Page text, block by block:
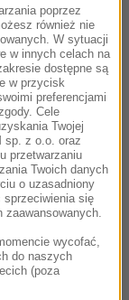
podajemy Wam
którym jesteście
oraz mniej
Zjednoczonym
o poranku
co rezonuje na
miejscu -
(Waszyngton.
poprzez
również nie
W sytuacji
w innych celach na
dostępne są
w przycisk
preferencjami
Cele
Twojej
sp. z o.o. oraz
przetwarzaniu
Twoich danych
o uzasadniony
sprzeciwienia się
wycofać,
do naszych
(poza